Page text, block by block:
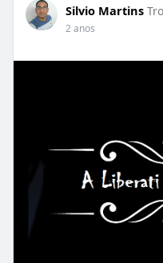
Silvio Martins
2 anos